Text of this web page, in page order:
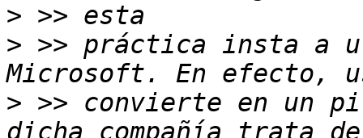
>
> >> práctica insta a
> >> convierte en un